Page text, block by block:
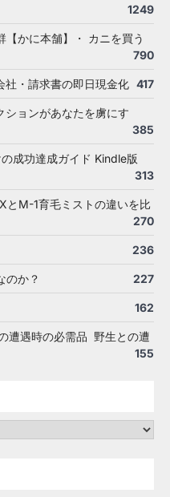
1249
【かに本舗】・ カニを買う
790
社・請求書の即日現金化 417
ョンがあなたを虜にす
385
成功達成ガイド Kindle版
313
とM-1育毛ミストの違いを比
270
236
のか？ 227
162
遭遇時の必需品 野生との遭
155